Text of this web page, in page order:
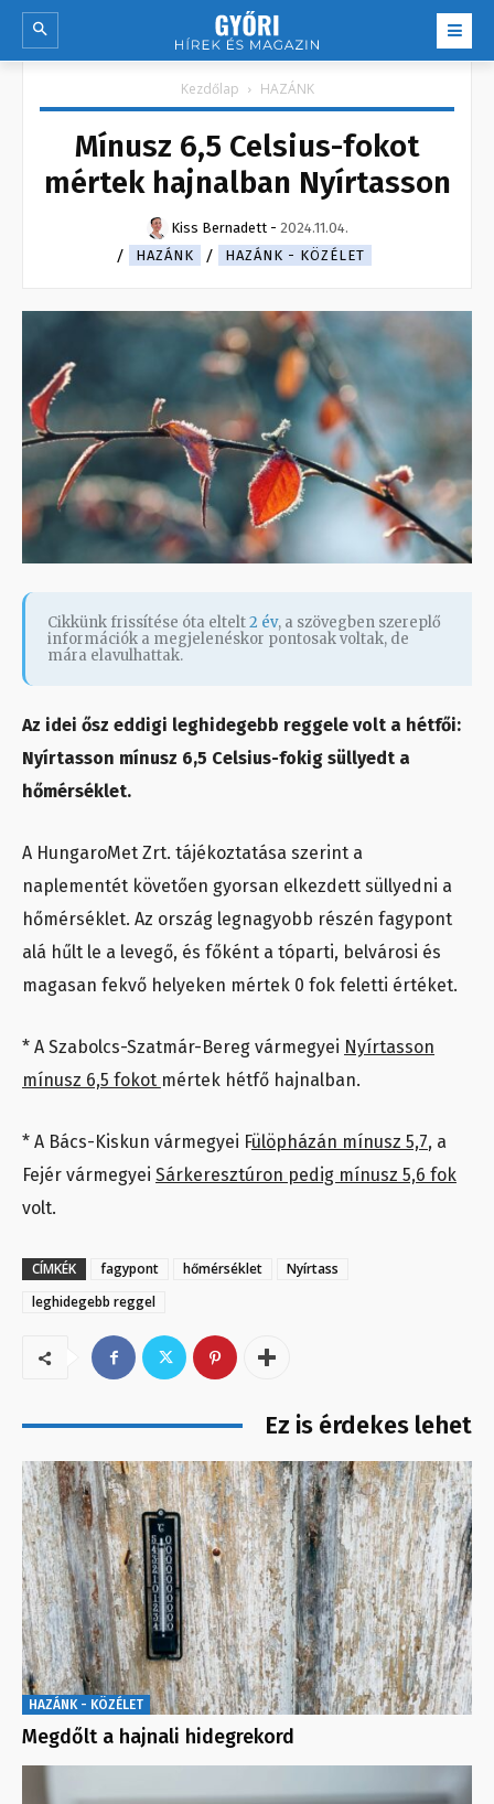
Kezdőlap HAZÁNK
Mínusz 6,5 Celsius-fokot
mértek hajnalban Nyírtasson
Kiss Bernadett - 2024.11.04.
HAZÁNK
HAZÁNK - KÖZÉLET
Cikkünk frissítése óta eltelt2 év, a szövegben szereplő
információk a megjelenéskor pontosak voltak, de
mára elavulhattak.
Az idei ősz eddigi leghidegebb reggele volt a hétfői:
Nyírtasson mínusz 6,5 Celsius-fokig süllyedt a
hőmérséklet.
A HungaroMet Zrt. tájékoztatása szerint a
naplementét követően gyorsan elkezdett süllyedni a
hőmérséklet. Az ország legnagyobb részén fagypont
alá hűlt le a levegő, és főként a tóparti, belvárosi és
magasan fekvő helyeken mértek 0 fok feletti értéket.
* A Szabolcs-Szatmár-Bereg vármegyei Nyírtasson
mínusz 6,5 fokot mértek hétfő hajnalban.
* A Bács-Kiskun vármegyei Fülöpházán mínusz 5,7, a
Fejér vármegyei Sárkeresztúron pedig mínusz 5,6 fok
volt.
CÍMKÉK fagypont hőmérséklet
Nyírtass
leghidegebb reggel
Ez is érdekes lehet
HAZÁNK - KÖZÉLET
Megdőlt a hajnali hidegrekord